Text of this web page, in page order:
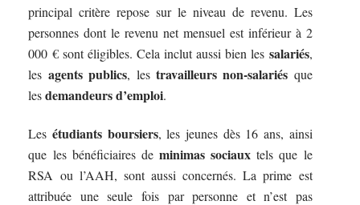
principal critère repose sur le niveau de revenu. Les
personnes dont le revenu net mensuel est inférieur à 2
000 € sont éligibles. Cela inclut aussi bien les salariés,
les agents publics, les travailleurs non-salariés que
lesdemandeurs d’emploi.
Lesétudiants boursiers, les jeunes dès 16 ans, ainsi
que les bénéficiaires de minimas sociaux tels que le
RSA ou l’AAH, sont aussi concernés. La prime est
attribuée une seule fois par personne et n’est pas